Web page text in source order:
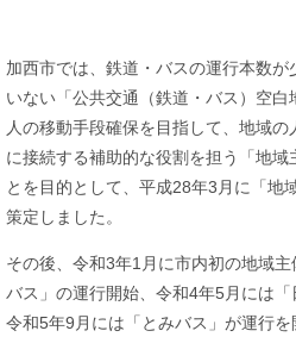
加西市では、鉄道・バスの運行本数
いない「公共交通（鉄道・バス）空
人の移動手段確保を目指して、地域
に接続する補助的な役割を担う「地域
とを目的として、平成28年3月に「地
策定しました。
その後、令和3年1月に市内初の地域
バス」の運行開始、令和4年5月には「
令和5年9月には「とみバス」が運行